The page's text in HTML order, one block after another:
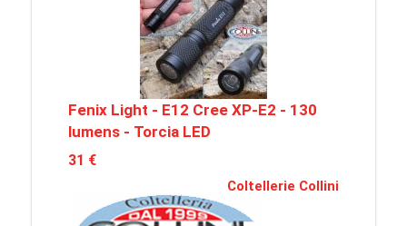
Fenix Light - E12 Cree XP-E2 - 130
lumens - Torcia LED
31 €
Coltellerie Collini